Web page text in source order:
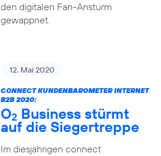
den digitalen Fan-Ansturm
gewappnet.
12. Mai 2020
CONNECT KUNDENBAROMETER INTERNET
B2B 2020:
O2 Business stürmt
auf die Siegertreppe
Im diesjährigen connect